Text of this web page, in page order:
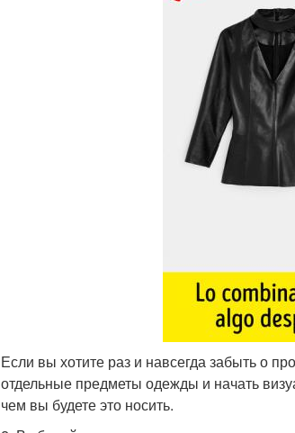
Если вы хотите раз и навсегда забыть о
отдельные предметы одежды и начать
чем вы будете это носить.